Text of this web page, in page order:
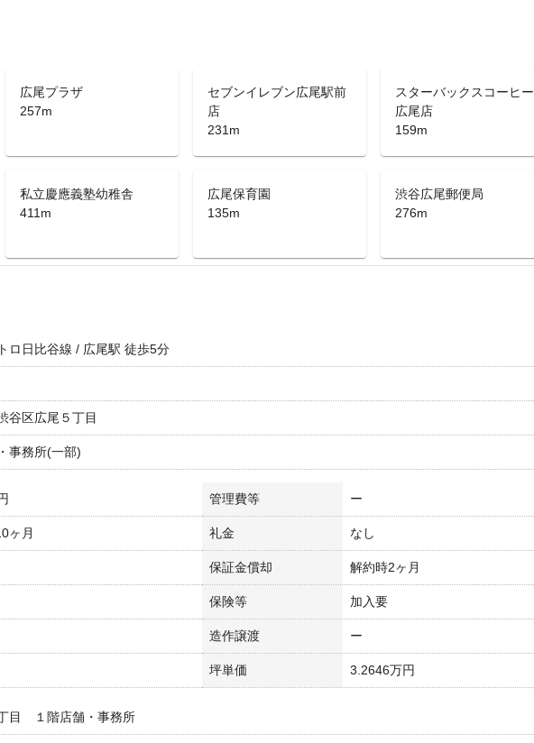
広尾プラザ
257m
セブンイレブン広尾駅前
店
231m
スターバックスコーヒー
広尾店
159m
私立慶應義塾幼稚舎
411m
広尾保育園
135m
渋谷広尾郵便局
276m
ロ日比谷線 / 広尾駅 徒歩5分
谷区広尾５丁目
事務所(一部)
管理費等 ー
ヶ月 礼金 なし
保証金償却 解約時2ヶ月
保険等 加入要
造作譲渡 ー
坪単価 3.2646万円
目 １階店舗・事務所